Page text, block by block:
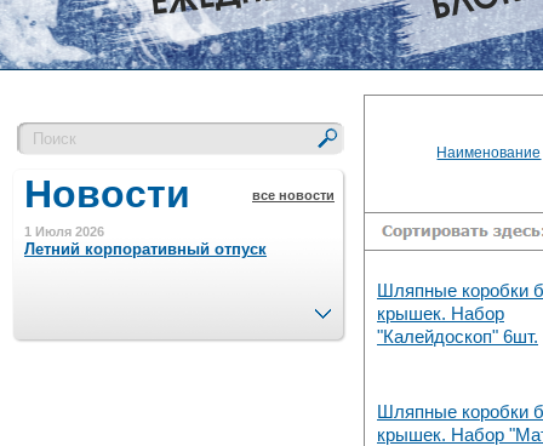
Новости все новости
1 Июля 2026
Летний корпоративный отпуск
Минимальная сумма заказа 5000 р.
След.
Наименование
Шляпные коробки
крышек. Набор
"Калейдоскоп" 6шт.
Шляпные коробки
крышек. Набор